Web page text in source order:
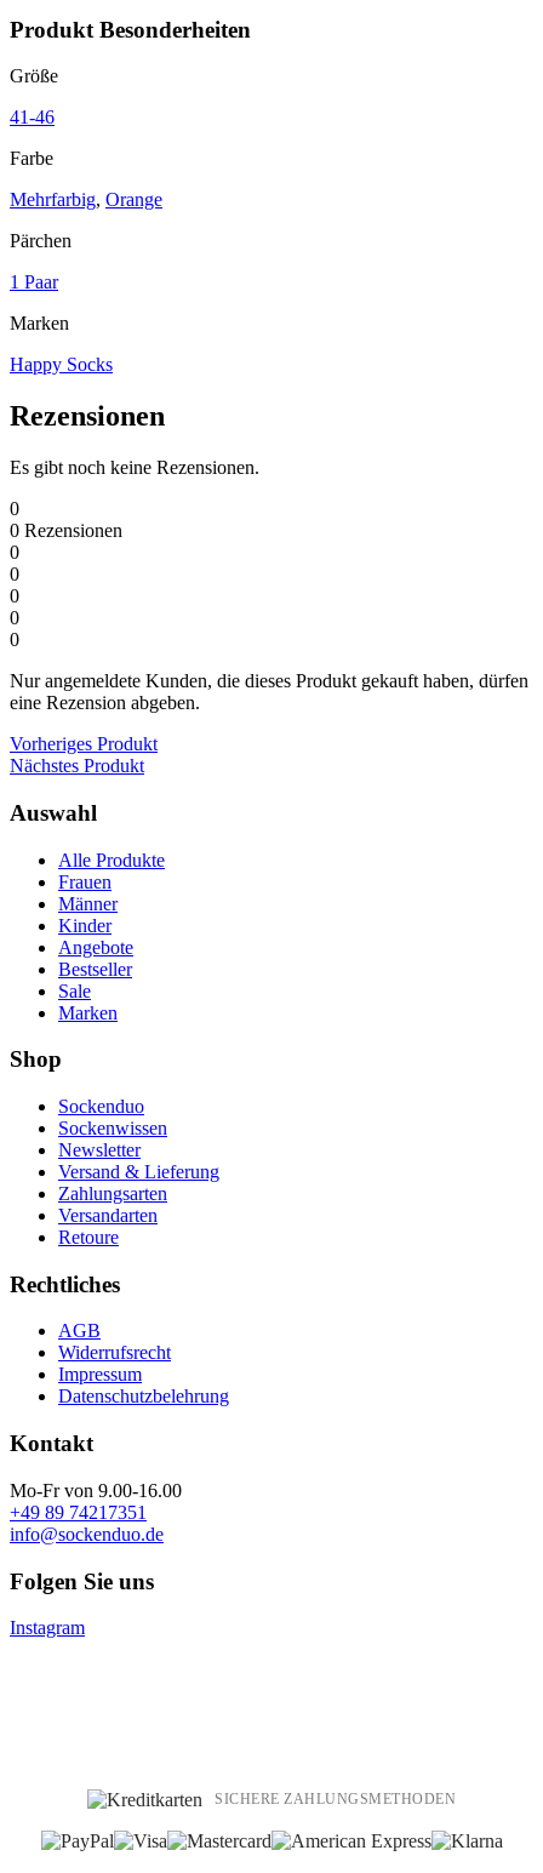
Produkt Besonderheiten
Größe
41-46
Farbe
Mehrfarbig, Orange
Pärchen
1 Paar
Marken
Happy Socks
Rezensionen
Es gibt noch keine Rezensionen.
0
0 Rezensionen
0
0
0
0
0
Nur angemeldete Kunden, die dieses Produkt gekauft haben, dürfen
eine Rezension abgeben.
Vorheriges Produkt
Nächstes Produkt
Auswahl
Alle Produkte
Frauen
Männer
Kinder
Angebote
Bestseller
Sale
Marken
Shop
Sockenduo
Sockenwissen
Newsletter
Versand & Lieferung
Zahlungsarten
Versandarten
Retoure
Rechtliches
AGB
Widerrufsrecht
Impressum
Datenschutzbelehrung
Kontakt
Mo-Fr von 9.00-16.00
+49 89 74217351
info@sockenduo.de
Folgen Sie uns
Instagram
SICHERE ZAHLUNGSMETHODEN